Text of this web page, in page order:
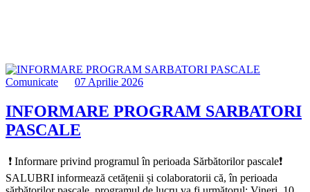
Comunicate 07 Aprilie 2026
INFORMARE PROGRAM SARBATORI
PASCALE
️ ❗️ Informare privind programul în perioada Sărbătorilor pascale❗️
SALUBRI informează cetățenii și colaboratorii că, în perioada